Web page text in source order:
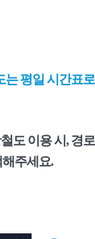
는평일 시간표
도 이용 시, 경
해주세요.